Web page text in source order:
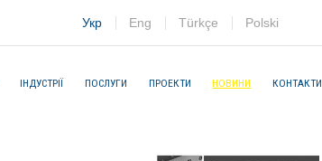
Укр Eng Türkçe Polski
ІНДУСТРІЇ ПОСЛУГИ ПРОЕКТИ НОВИНИ КОНТАКТИ